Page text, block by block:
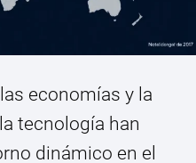
economías y la
tecnología han
dinámico en el